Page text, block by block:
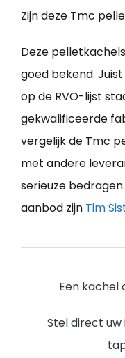
Zijn deze Tmc
Deze
goed bekend.
op de RVO-lijst
gekwalificeerde
vergelijk de Tmc
met andere
serieuze
aanbod zijn Tim
Een kachel
Stel direct